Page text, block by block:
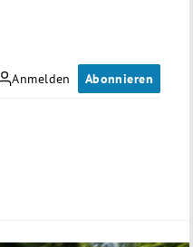
Anmelden Abonnieren